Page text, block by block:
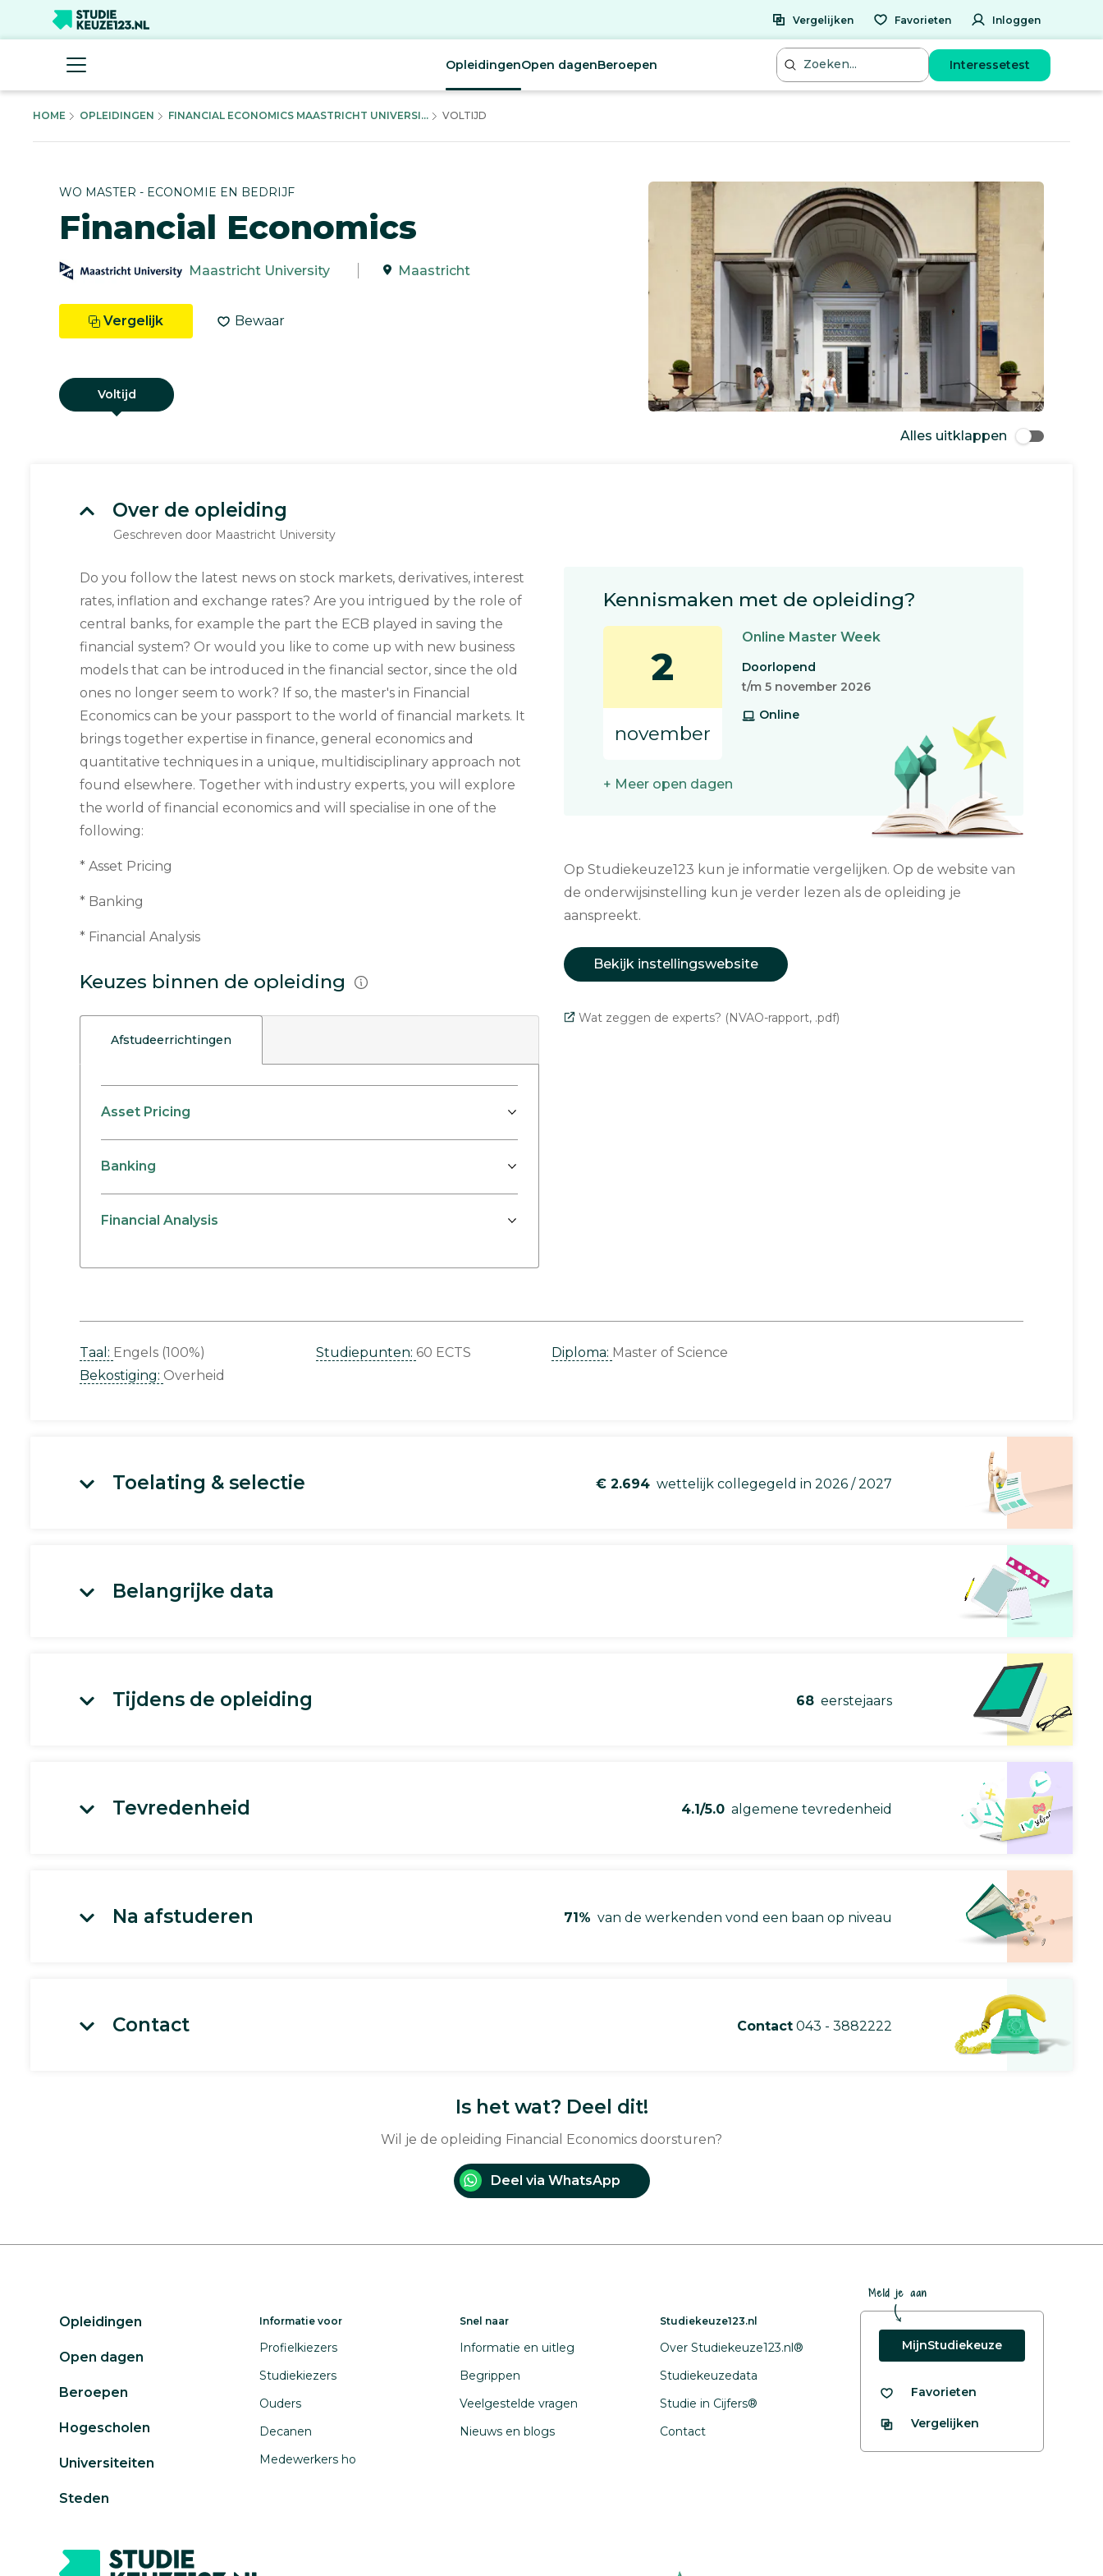
Vergelijken Favorieten Inloggen
OpleidingenOpen dagenBeroepen Interessetest
HOME OPLEIDINGEN FINANCIAL ECONOMICS MAASTRICHT UNIVERSI... VOLTIJD
WO MASTER - ECONOMIE EN BEDRIJF
Financial Economics
Maastricht University Maastricht
Vergelijk Bewaar
Voltijd
Alles uitklappen
Over de opleiding
Geschreven door Maastricht University
Do you follow the latest news on stock markets, derivatives, interest
rates, inflation and exchange rates? Are you intrigued by the role of
central banks, for example the part the ECB played in saving the
financial system? Or would you like to come up with new business
models that can be introduced in the financial sector, since the old
ones no longer seem to work? If so, the master's in Financial
Economics can be your passport to the world of financial markets. It
brings together expertise in finance, general economics and
quantitative techniques in a unique, multidisciplinary approach not
found elsewhere. Together with industry experts, you will explore
the world of financial economics and will specialise in one of the
following:
* Asset Pricing
* Banking
* Financial Analysis
Keuzes binnen de opleiding
Afstudeerrichtingen
Asset Pricing
Banking
Financial Analysis
Kennismaken met de opleiding?
2
november
Online Master Week
Doorlopend
t/m 5 november 2026
Online
+ Meer open dagen
Op Studiekeuze123 kun je informatie vergelijken. Op de website van
de onderwijsinstelling kun je verder lezen als de opleiding je
aanspreekt.
Bekijk instellingswebsite
Wat zeggen de experts? (NVAO-rapport, .pdf)
Taal: Engels (100%)
Bekostiging: Overheid
Studiepunten: 60 ECTS Diploma: Master of Science
Toelating & selectie € 2.694 wettelijk collegegeld in 2026 / 2027
Belangrijke data
Tijdens de opleiding 68 eerstejaars
Tevredenheid 4.1/5.0 algemene tevredenheid
Na afstuderen 71% van de werkenden vond een baan op niveau
Contact Contact 043 - 3882222
Is het wat? Deel dit!
Wil je de opleiding Financial Economics doorsturen?
Deel via WhatsApp
Opleidingen
Open dagen
Beroepen
Hogescholen
Universiteiten
Steden
Informatie voor
Profielkiezers
Studiekiezers
Ouders
Decanen
Medewerkers ho
Snel naar
Informatie en uitleg
Begrippen
Veelgestelde vragen
Nieuws en blogs
Studiekeuze123.nl
Over Studiekeuze123.nl®
Studiekeuzedata
Studie in Cijfers®
Contact
Meld je aan
MijnStudiekeuze
Favorieten
Vergelijken